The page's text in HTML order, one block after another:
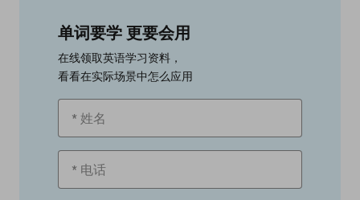
单词要学 更要会用
在线领取英语学习资料，
看看在实际场景中怎么应用